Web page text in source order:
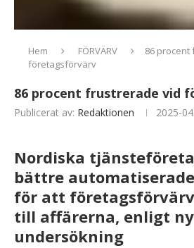
Hem FÖRVÄRV
86
företagsförvärv
86 procent frustrerade vid
Publicerat av: Redaktionen 2025-
Nordiska
bättre
för att
till affärerna, enligt ny
undersökning